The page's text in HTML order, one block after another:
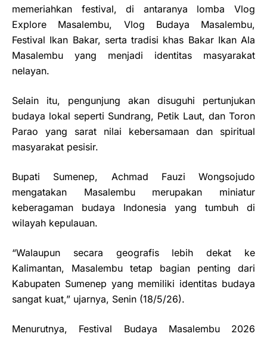
memeriahkan festival, di antaranya lomba Vlog
Explore Masalembu, Vlog Budaya Masalembu,
Festival Ikan Bakar, serta tradisi khas Bakar Ikan Ala
Masalembu yang menjadi identitas masyarakat
nelayan.
Selain itu, pengunjung akan disuguhi pertunjukan
budaya lokal seperti Sundrang, Petik Laut, dan Toron
Parao yang sarat nilai kebersamaan dan spiritual
masyarakat pesisir.
Bupati Sumenep, Achmad Fauzi Wongsojudo
mengatakan Masalembu merupakan miniatur
keberagaman budaya Indonesia yang tumbuh di
wilayah kepulauan.
“Walaupun secara geografis lebih dekat ke
Kalimantan, Masalembu tetap bagian penting dari
Kabupaten Sumenep yang memiliki identitas budaya
sangat kuat,” ujarnya, Senin (18/5/26).
Menurutnya, Festival Budaya Masalembu 2026